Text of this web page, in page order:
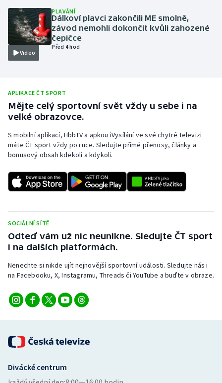
Olympijské hry
Parasport
Plavání
Ragby
Rychlobruslení
Rychlostní kanoistika
Short track
Stolní tenis
Triatlon
Veslování
Vodní slalom
Volejbal
Ostatní
Video
PLAVÁNÍ
Dálkoví plavci zakončili ME smolně,
závod nemohli dokončit kvůli zahozené
čepičce
Před 4 hod
APLIKACE ČT SPORT
Mějte celý sportovní svět vždy u sebe i na
velké obrazovce.
S mobilní aplikací, HbbTV a apkou iVysílání ve své chytré televizi
máte ČT sport vždy po ruce. Sledujte přímé přenosy, články a
bonusový obsah kdekoli a kdykoli.
SOCIÁLNÍ SÍTĚ
Odteď vám už nic neunikne. Sledujte ČT sport
i na dalších platformách.
Nenechte si nikde ujít nejnovější sportovní události. Sledujte nás i
na Facebooku, X, Instagramu, Threads či YouTube a buďte v obraze.
Divácké centrum